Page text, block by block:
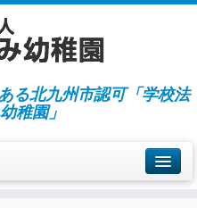
る北九州市認可「学校法
稚園」